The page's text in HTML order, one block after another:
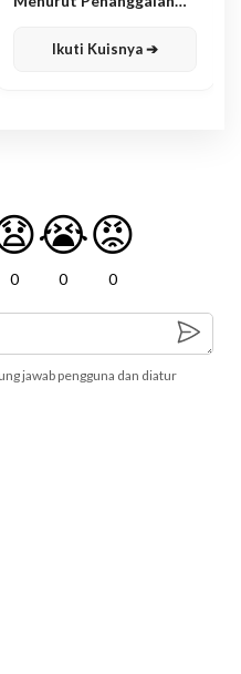
Ikuti Kuisnya ➔
0
😭
0
😡
0
jawab pengguna dan diatur